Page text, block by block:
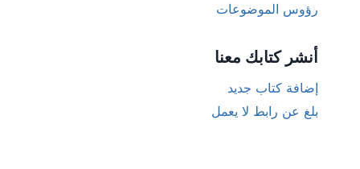
رؤوس الموضوعات
أنشر كتابك معنا
إضافة كتاب جديد
بلغ عن رابط لا يعمل